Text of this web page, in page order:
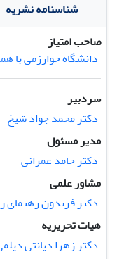
شناسنامه نشریه
صاحب امتیاز
دانشگاه خوارزمی با
سردبیر
دکتر محمد جواد شیخ
مدیر مسئول
دکتر حامد عمرانی
مشاور علمی
دکتر فریدون رهنمای
هیات تحریریه
دکتر زهرا دیانتی